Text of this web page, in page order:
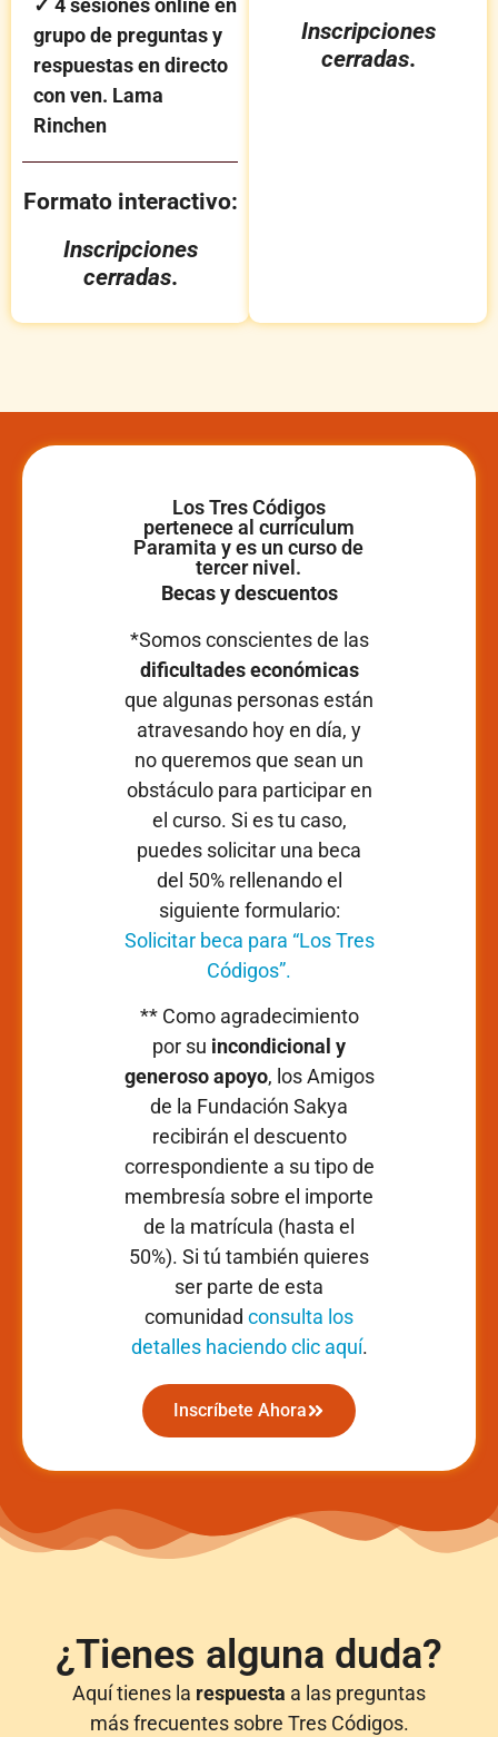
✓ 4 sesiones online en
grupo de preguntas y
respuestas en directo
con ven. Lama
Rinchen
Formato interactivo:
Inscripciones
cerradas.
Inscripciones
cerradas.
Los Tres Códigos
pertenece al currículum
Paramita y es un curso de
tercer nivel.
Becas y descuentos
*Somos conscientes de las
dificultades económicas
que algunas personas están
atravesando hoy en día, y
no queremos que sean un
obstáculo para participar en
el curso. Si es tu caso,
puedes solicitar una beca
del 50% rellenando el
siguiente formulario:
Solicitar beca para “Los Tres
Códigos”.
** Como agradecimiento
por su incondicional y
generoso apoyo, los Amigos
de la Fundación Sakya
recibirán el descuento
correspondiente a su tipo de
membresía sobre el importe
de la matrícula (hasta el
50%). Si tú también quieres
ser parte de esta
comunidad consulta los
detalles haciendo clic aquí.
Inscríbete Ahora
¿Tienes alguna duda?
Aquí tienes la respuesta a las preguntas
más frecuentes sobre Tres Códigos.